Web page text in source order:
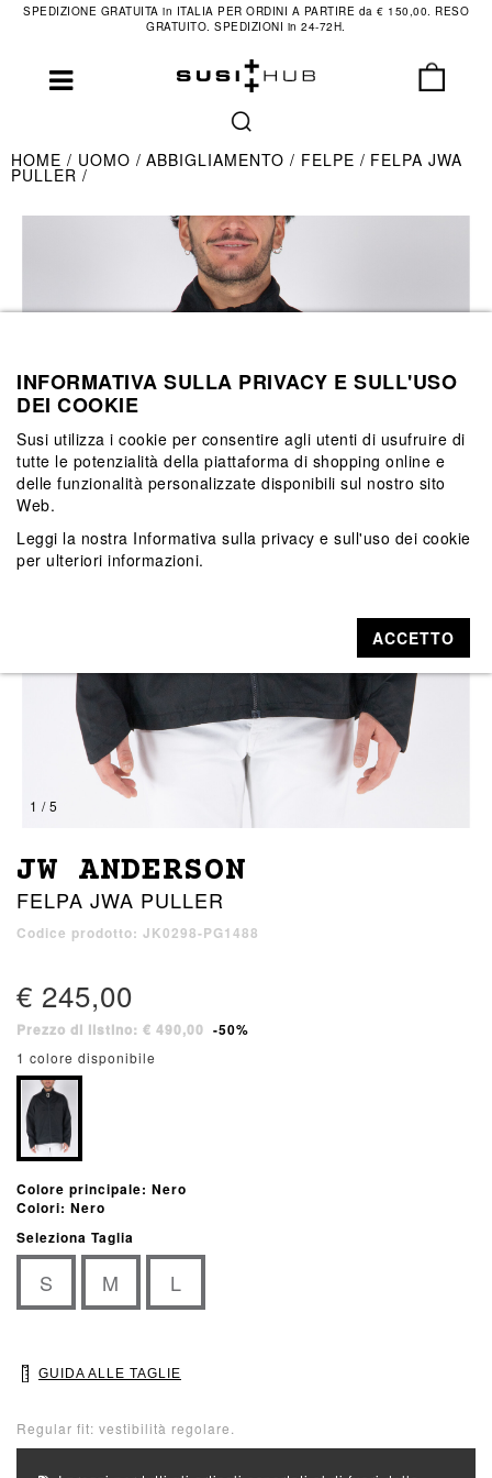
SPEDIZIONE GRATUITA in ITALIA PER ORDINI A PARTIRE da € 150,00. RESO
GRATUITO. SPEDIZIONI in 24-72H.
HOME UOMO ABBIGLIAMENTO FELPE FELPA JWA
PULLER
1 / 5
JW ANDERSON
FELPA JWA PULLER
Codice prodotto: JK0298-PG1488
€ 245,00
Prezzo di listino: € 490,00 -50%
1 colore disponibile
Colore principale: Nero
Colori: Nero
Seleziona Taglia
S M L
GUIDA ALLE TAGLIE
Regular fit: vestibilità regolare.
INFORMATIVA SULLA PRIVACY E SULL'USO
DEI COOKIE
Susi utilizza i cookie per consentire agli utenti di usufruire di
tutte le potenzialità della piattaforma di shopping online e
delle funzionalità personalizzate disponibili sul nostro sito
Web.
Leggi la nostra Informativa sulla privacy e sull'uso dei cookie
per ulteriori informazioni.
ACCETTO